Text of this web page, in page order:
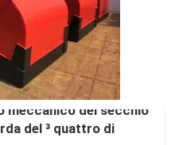
meccanico del secchio
del ³ quattro di